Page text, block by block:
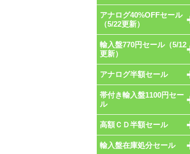
アナログ40%OFFセール
（5/22更新）
輸入盤770円セール（5/12
更新）
アナログ半額セール
帯付き輸入盤1100円セー
ル
高額ＣＤ半額セール
輸入盤在庫処分セール